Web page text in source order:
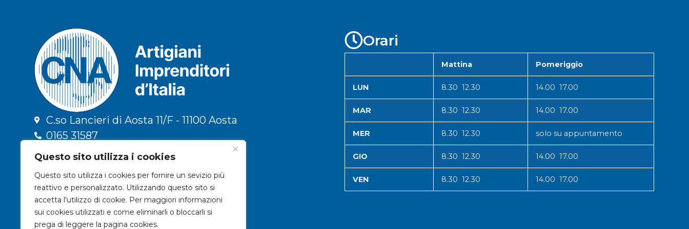
Questo sito utilizza i cookies
Questo sito utilizza i cookies per fornire un sevizio più
reattivo e personalizzato. Utilizzando questo sito si
accetta l'utilizzo di cookie. Per maggiori informazioni
sui cookies utilizzati e come eliminarli o bloccarli si
prega di leggere la pagina cookies.
C.so Lancieri di Aosta 11/F - 11100 Aosta
0165 31587
info@cna.ao.it
C.F. 91009300079 | P.IVA 01196090078
Privacy & Trattamento dati
Orari
Mattina Pomeriggio
LUN 8.30 12.30 14.00 17.00
MAR 8.30 12.30 14.00 17.00
MER 8.30 12.30 solo su appuntamento
GIO 8.30 12.30 14.00 17.00
VEN 8.30 12.30 14.00 17.00